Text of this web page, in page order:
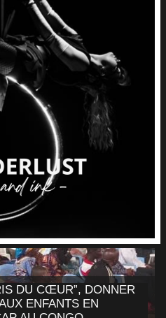
DU CŒUR”, DONNER
ENFANTS EN